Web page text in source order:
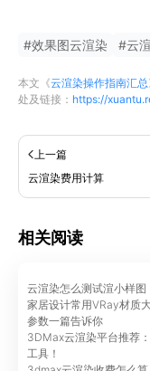
#效果图云渲染 #云
本文《云渲染操作指南汇总
处及链接： https://
上一篇
云渲染费用计算
相关阅读
云渲染怎么测试渲小样图
家居设计常用VRay材质
参数一篇告诉你
3DMax云渲染平台推荐
工具！